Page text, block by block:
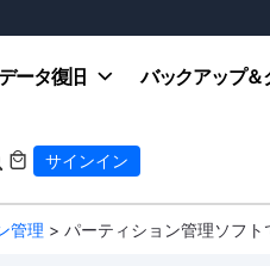
ータ復旧 バックアップ＆
 サインイン
管理 > パーティション管理ソフ